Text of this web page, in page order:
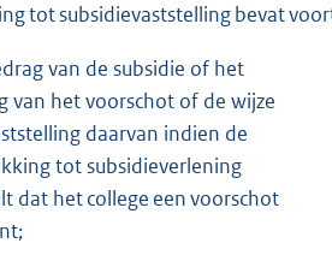
tot subsidievaststelling bevat
van de subsidie of het
van het voorschot of de wijze
daarvan indien de
tot subsidieverlening
dat het college een voorschot